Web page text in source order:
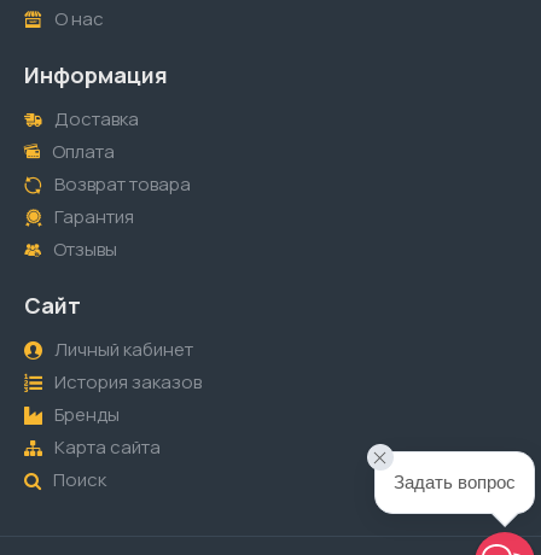
О нас
Информация
Доставка
Оплата
Возврат товара
Гарантия
Отзывы
Сайт
Личный кабинет
История заказов
Бренды
Карта сайта
Поиск
Задать вопрос